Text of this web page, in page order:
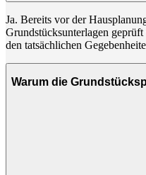
Ja. Bereits vor der
Grundstücksunterlagen
den tatsächlichen
Warum die